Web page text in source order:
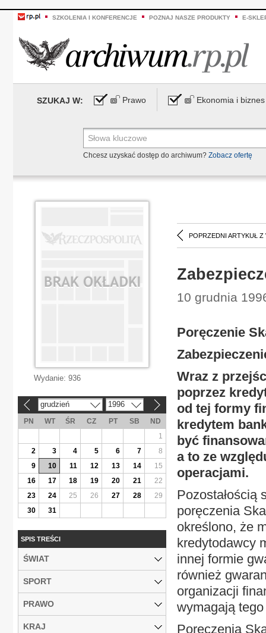
SZKOLENIA I KONFERENCJE POZNAJ NASZE PRODUKTY E-
SZUKAJ W: Prawo Ekonomia i biznes
Chcesz uzyskać dostęp do archiwum? Zobacz ofertę
POPRZEDNI ARTYKUŁ Z
10 grudnia
Poręczenie
Wraz z
poprzez
od tej formy
kredytem
być
a to ze
operacjami.
Pozostałością
poręczenia
określono, że
kredytodawcy
innej formie
również
organizacji
wymagają
Poręczenia
Wydanie: 936
grudzień 1996
PN WT ŚR CZ PT SB
ND
1
2
3 4 5 6 7
8
9
10 11 12 13 14
15
16
17 18 19 20 21
22
23
24 25 26 27 28
29
30
31
SPIS TREŚCI
ŚWIAT
SPORT
PRAWO
KRAJ